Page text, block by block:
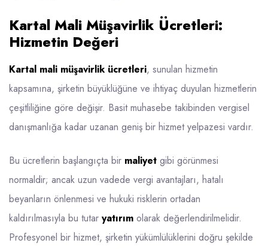
Kartal Mali Müşavirlik Ücretleri:
Hizmetin Değeri
Kartal mali müşavirlik ücretleri, sunulan hizmetin
kapsamına, şirketin büyüklüğüne ve ihtiyaç duyulan hizmetlerin
çeşitliliğine göre değişir. Basit muhasebe takibinden vergisel
danışmanlığa kadar uzanan geniş bir hizmet yelpazesi vardır.
Bu ücretlerin başlangıçta bir maliyet gibi görünmesi
normaldir; ancak uzun vadede vergi avantajları, hatalı
beyanların önlenmesi ve hukuki risklerin ortadan
kaldırılmasıyla bu tutar yatırım olarak değerlendirilmelidir.
Profesyonel bir hizmet, şirketin yükümlülüklerini doğru şekilde